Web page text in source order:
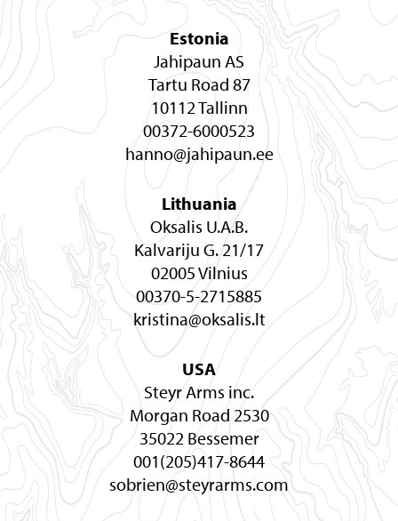
Estonia
Jahipaun AS
Tartu Road 87
10112 Tallinn
00372-6000523
hanno@jahipaun.ee
Lithuania
Oksalis U.A.B.
Kalvariju G. 21/17
02005 Vilnius
00370-5-2715885
kristina@oksalis.lt
USA
Steyr Arms inc.
Morgan Road 2530
35022 Bessemer
001(205)417-8644
sobrien@steyrarms.com